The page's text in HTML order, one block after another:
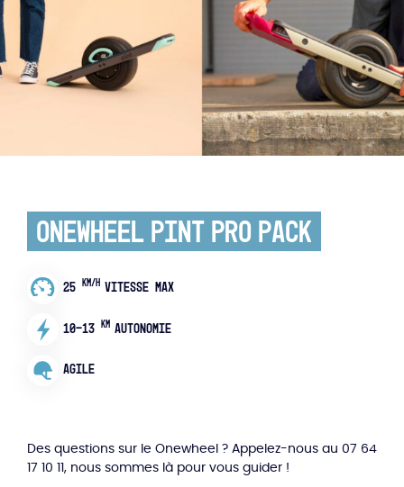
Onewheel Pint Pro Pack
25 KM/H VITESSE MAX
10-13 KM AUTONOMIE
AGILE
Des questions sur le Onewheel ? Appelez-nous au 07 64
17 10 11, nous sommes là pour vous guider !